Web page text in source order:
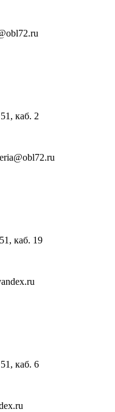
каб. 2
каб. 19
каб. 6